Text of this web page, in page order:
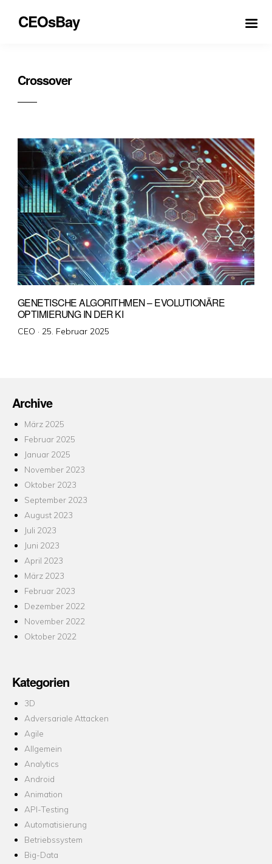
CEOsBay
Crossover
GENETISCHE ALGORITHMEN – EVOLUTIONÄRE
OPTIMIERUNG IN DER KI
CEO · Veröffentlicht
25. Februar 2025
Archive
März 2025
Februar 2025
Januar 2025
November 2023
Oktober 2023
September 2023
August 2023
Juli 2023
Juni 2023
April 2023
März 2023
Februar 2023
Dezember 2022
November 2022
Oktober 2022
Kategorien
3D
Adversariale Attacken
Agile
Allgemein
Analytics
Android
Animation
API-Testing
Automatisierung
Betriebssystem
Big-Data